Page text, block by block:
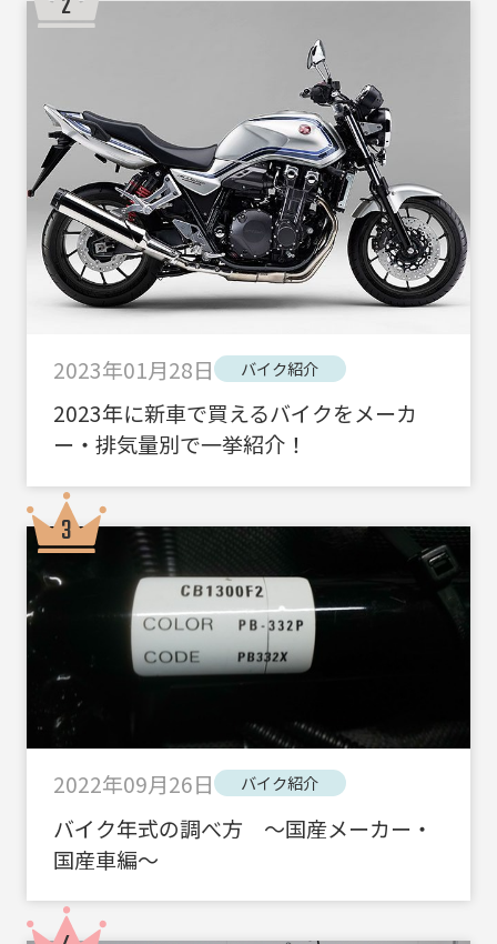
2023年01月28日 バイク紹介
2023年に新車で買えるバイクをメーカ
ー・排気量別で一挙紹介！
2022年09月26日 バイク紹介
バイク年式の調べ方 ～国産メーカー・
国産車編～